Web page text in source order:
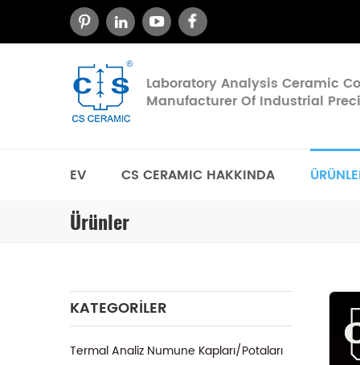
Laboratory Analysis Ceramic
Manufacturer Of Industrial
EV CS CERAMIC HAKKINDA
Ürünler
KATEGORILER
Termal Analiz Numune Kapları/Potaları